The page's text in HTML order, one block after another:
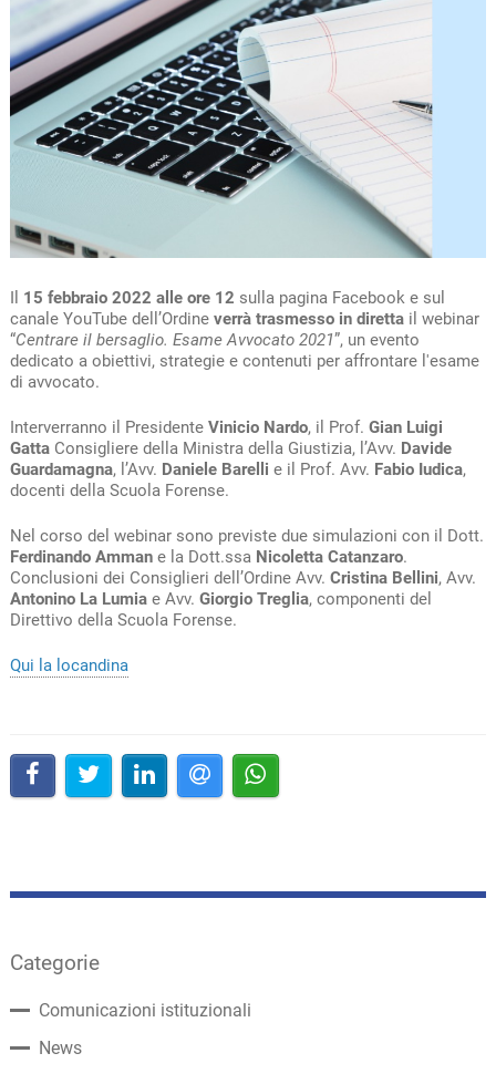
Il 15 febbraio 2022 alle ore 12 sulla pagina Facebook e sul
canale YouTube dell’Ordine verrà trasmesso in direttail webinar
“Centrare il bersaglio. Esame Avvocato 2021”, un evento
dedicato a obiettivi, strategie e contenuti per affrontare l'esame
di avvocato.
Interverranno il Presidente Vinicio Nardo, il Prof. Gian Luigi
GattaConsigliere della Ministra della Giustizia, l’Avv. Davide
Guardamagna, l’Avv. Daniele Barelli e il Prof. Avv. Fabio Iudica,
docenti della Scuola Forense.
Nel corso del webinar sono previste due simulazioni con il Dott.
Ferdinando Ammane la Dott.ssa Nicoletta Catanzaro.
Conclusioni dei Consiglieri dell’Ordine Avv. Cristina Bellini, Avv.
Antonino La Lumiae Avv. Giorgio Treglia, componenti del
Direttivo della Scuola Forense.
Qui la locandina
Categorie
Comunicazioni istituzionali
News